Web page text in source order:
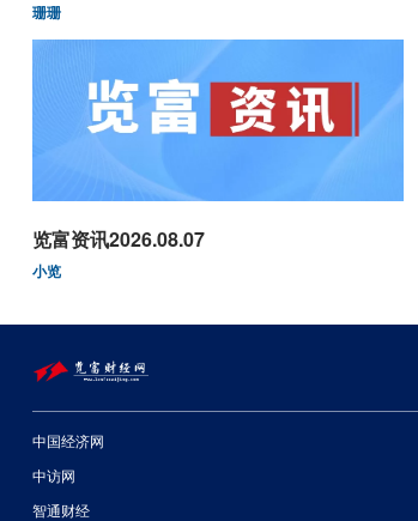
珊珊
览富资讯2026.08.07
小览
中国经济网
中访网
智通财经